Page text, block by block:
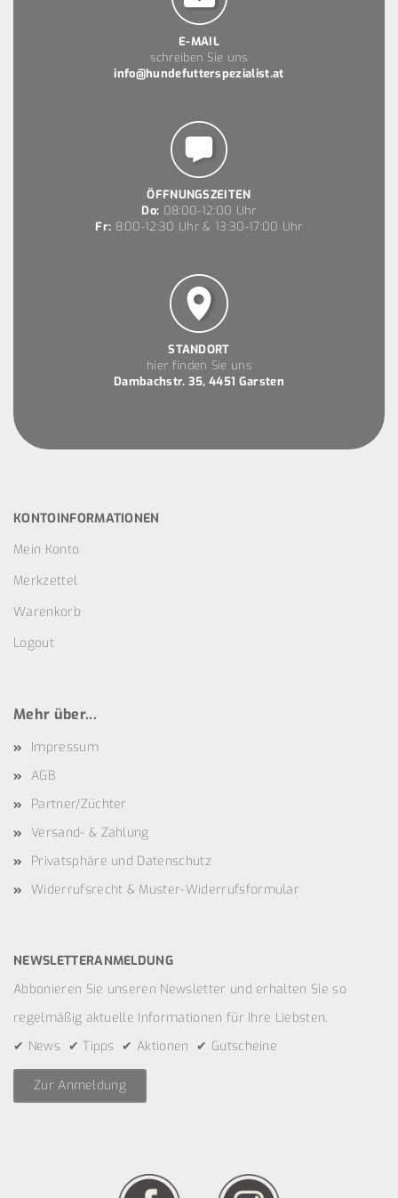
E-MAIL
schreiben Sie uns
info@hundefutterspezialist.at
ÖFFNUNGSZEITEN
Do: 08:00-12:00 Uhr
Fr: 8:00-12:30 Uhr & 13:30-17:00 Uhr
STANDORT
hier finden Sie uns
Dambachstr. 35, 4451 Garsten
KONTOINFORMATIONEN
Mein Konto
Merkzettel
Warenkorb
Logout
Mehr über...
Impressum
AGB
Partner/Züchter
Versand- & Zahlung
Privatsphäre und Datenschutz
Widerrufsrecht & Muster-Widerrufsformular
NEWSLETTERANMELDUNG
Abbonieren Sie unseren Newsletter und erhalten Sie so
regelmäßig aktuelle Informationen für Ihre Liebsten.
✔ News ✔ Tipps ✔ Aktionen ✔ Gutscheine
Zur Anmeldung